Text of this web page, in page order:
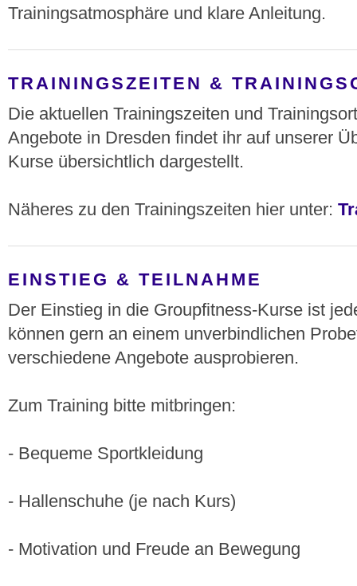
Trainingsatmosphäre und klare Anleitung.
TRAININGSZEITEN &
Die aktuellen Trainingszeiten und
Angebote in Dresden findet ihr auf unserer
Kurse übersichtlich dargestellt.
Näheres zu den Trainingszeiten hier unter:
EINSTIEG & TEILNAHME
Der Einstieg in die Groupfitness-Kurse ist
können gern an einem unverbindlichen
verschiedene Angebote ausprobieren.
Zum Training bitte mitbringen:
- Bequeme Sportkleidung
- Hallenschuhe (je nach Kurs)
- Motivation und Freude an Bewegung